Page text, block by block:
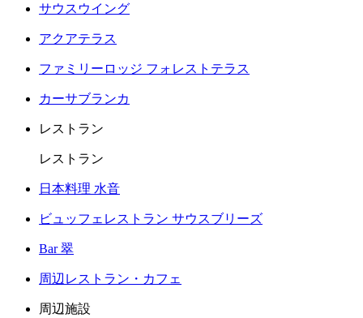
サウスウイング
アクアテラス
ファミリーロッジ フォレストテラス
カーサブランカ
レストラン
レストラン
日本料理 水音
ビュッフェレストラン サウスブリーズ
Bar 翠
周辺レストラン・カフェ
周辺施設